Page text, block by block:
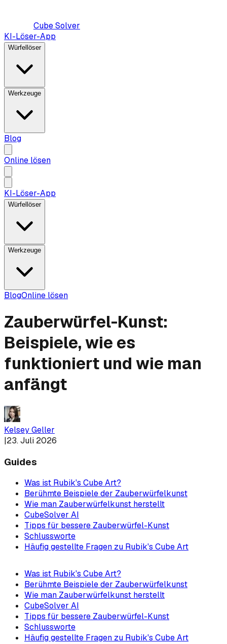
Cube Solver
KI-Löser-App
Würfellöser
Werkzeuge
Blog
Online lösen
KI-Löser-App
Würfellöser
Werkzeuge
BlogOnline lösen
Zauberwürfel-Kunst:
Beispiele, wie es
funktioniert und wie man
anfängt
Kelsey Geller
|23. Juli 2026
Guides
Was ist Rubik's Cube Art?
Berühmte Beispiele der Zauberwürfelkunst
Wie man Zauberwürfelkunst herstellt
CubeSolver AI
Tipps für bessere Zauberwürfel-Kunst
Schlussworte
Häufig gestellte Fragen zu Rubik's Cube Art
Was ist Rubik's Cube Art?
Berühmte Beispiele der Zauberwürfelkunst
Wie man Zauberwürfelkunst herstellt
CubeSolver AI
Tipps für bessere Zauberwürfel-Kunst
Schlussworte
Häufig gestellte Fragen zu Rubik's Cube Art